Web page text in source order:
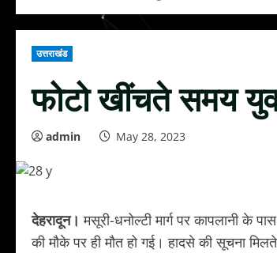
उत्तराखंड
फोटो खींचते समय
admin May 28, 2023
देहरादून। मसूरी-धनोल्टी मार्ग पर कापलानी के
की मौके पर ही मौत हो गई। हादसे की सूचना